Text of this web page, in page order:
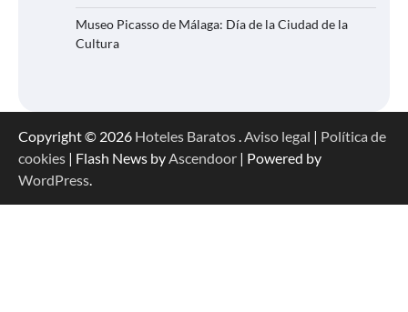
Museo Picasso de Málaga: Día de la Ciudad de la
Cultura
Copyright © 2026 Hoteles Baratos.Aviso legal | Política de
cookies | Flash News byAscendoor | Powered by
WordPress.